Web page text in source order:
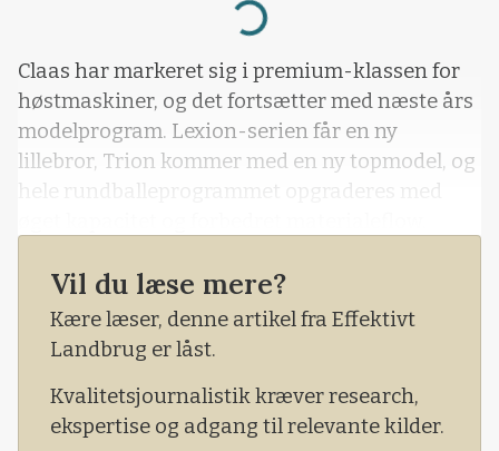
Loading...
Claas har markeret sig i premium-klassen for
høstmaskiner, og det fortsætter med næste års
modelprogram. Lexion-serien får en ny
lillebror, Trion kommer med en ny topmodel, og
hele rundballeprogrammet opgraderes med
arbejdsbredde og ny affjedringsteknologi.
Vil du læse mere?
Kære læser, denne artikel fra Effektivt
Landbrug er låst.
Kvalitetsjournalistik kræver research,
ekspertise og adgang til relevante kilder.